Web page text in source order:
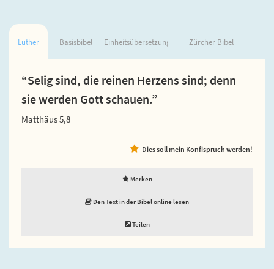
Luther Basisbibel Einheitsübersetzung Zürcher Bibel
“Selig sind, die reinen Herzens sind; denn
sie werden Gott schauen.”
Matthäus 5,8
Dies soll mein Konfispruch werden!
Merken
Den Text in der Bibel online lesen
Teilen